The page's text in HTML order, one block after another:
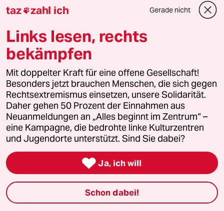
6 Antifas in Sachsen-Anhalt
Der Ernstfall
taz
Folgen Sie uns
Ressorts
Politik
Öko
taz zahl ich Gerade nicht
Links lesen, rechts
bekämpfen
Mit doppelter Kraft für eine offene Gesellschaft!
Besonders jetzt brauchen Menschen, die sich gegen
Rechtsextremismus einsetzen, unsere Solidarität.
Daher gehen 50 Prozent der Einnahmen aus
Neuanmeldungen an „Alles beginnt im Zentrum“ –
eine Kampagne, die bedrohte linke Kulturzentren
und Jugendorte unterstützt. Sind Sie dabei?
 Ja, ich will
Schon dabei!